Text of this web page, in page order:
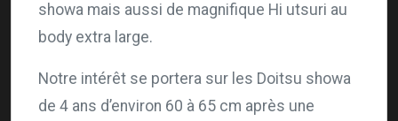
showa mais aussi de magnifique Hi utsuri au
body extra large.
Notre intérêt se portera sur les Doitsu showa
de 4 ans d’environ 60 à 65 cm après une